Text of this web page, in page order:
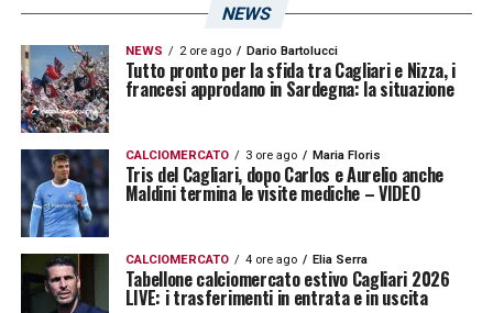
NEWS
NEWS 2 ore ago Dario Bartolucci
Tutto pronto per la sfida tra Cagliari e Nizza, i
francesi approdano in Sardegna: la situazione
CALCIOMERCATO 3 ore ago Maria Floris
Tris del Cagliari, dopo Carlos e Aurelio anche
Maldini termina le visite mediche – VIDEO
CALCIOMERCATO 4 ore ago Elia Serra
Tabellone calciomercato estivo Cagliari 2026
LIVE: i trasferimenti in entrata e in uscita